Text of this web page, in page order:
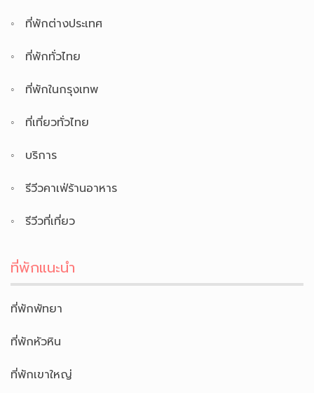
ที่พักต่างประเทศ
ที่พักทั่วไทย
ที่พักในกรุงเทพ
ที่เที่ยวทั่วไทย
บริการ
รีวีวคาเฟ่ร้านอาหาร
รีวีวที่เที่ยว
ที่พักแนะนำ
ที่พักพัทยา
ที่พักหัวหิน
ที่พักเขาใหญ่